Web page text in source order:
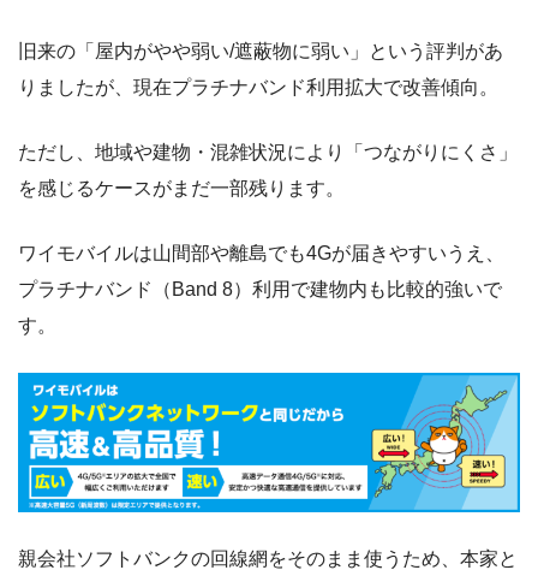
旧来の「屋内がやや弱い/遮蔽物に弱い」という評判があ
りましたが、現在プラチナバンド利用拡大で改善傾向。
ただし、地域や建物・混雑状況により「つながりにくさ」
を感じるケースがまだ一部残ります。
ワイモバイルは山間部や離島でも4Gが届きやすいうえ、
プラチナバンド（Band 8）利用で建物内も比較的強いで
す。
親会社ソフトバンクの回線網をそのまま使うため、本家と